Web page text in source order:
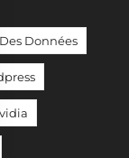
Des Données